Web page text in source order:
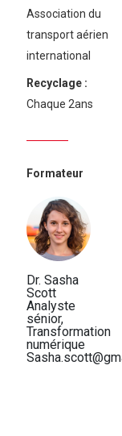
Association du
transport aérien
international
Recyclage :
Chaque 2ans
Formateur
Dr. Sasha
Scott
Analyste
sénior,
Transformation
numérique